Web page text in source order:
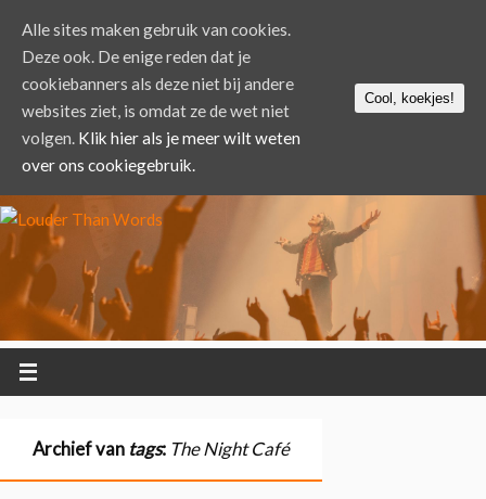
Archief van tags: The Night Café
Alle sites maken gebruik van cookies.
Deze ook. De enige reden dat je
cookiebanners als deze niet bij andere
websites ziet, is omdat ze de wet niet
volgen. Klik hier als je meer wilt weten
over ons cookiegebruik.
Cool, koekjes!